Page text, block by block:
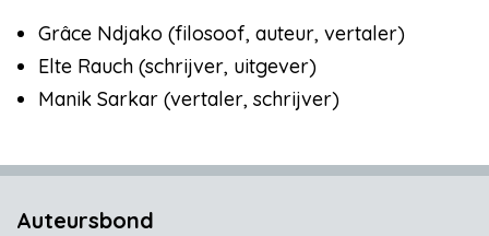
Grâce Ndjako (filosoof, auteur, vertaler)
Elte Rauch (schrijver, uitgever)
Manik Sarkar (vertaler, schrijver)
Auteursbond